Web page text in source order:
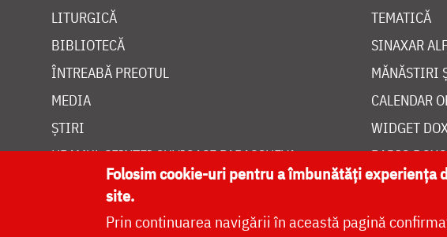
LITURGICĂ
BIBLIOTECĂ
ÎNTREABĂ PREOTUL
MEDIA
ȘTIRI
HRAMUL SFINTEI CUVIOASE PARASCHEVA
TEMATICĂ
SINAXAR
MĂNĂSTIRI
CALENDAR
WIDGET
RADIO
Folosim cookie-uri pentru a îmbunătăți experiența
site.
Prin continuarea navigării în această pagină